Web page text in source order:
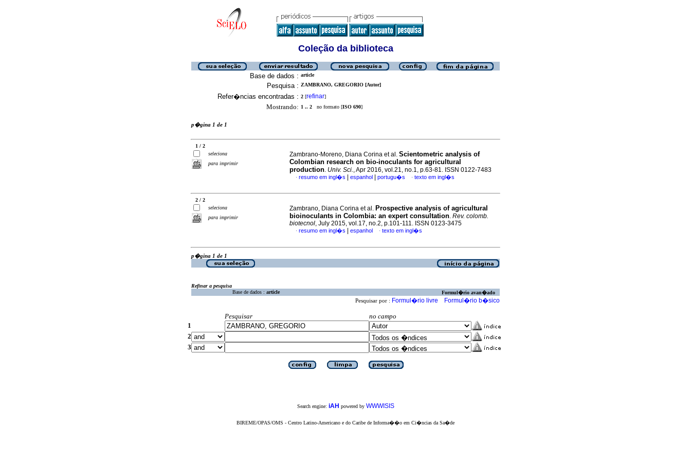
Coleção da biblioteca
Base de dados : article
Pesquisa : ZAMBRANO, GREGORIO [Autor]
Refer�ncias encontradas : 2 [refinar]
Mostrando: 1 .. 2 no formato [ISO 690]
p�gina 1 de 1
1 / 2
seleciona
para imprimir
Zambrano-Moreno, Diana Corina et al. Scientometric analysis of
Colombian research on bio-inoculants for agricultural
production. Univ. Sci., Apr 2016, vol.21, no.1, p.63-81. ISSN 0122-7483
· resumo em ingl�s espanhol portugu�s · texto em ingl�s
2 / 2
seleciona
para imprimir
Zambrano, Diana Corina et al. Prospective analysis of agricultural
bioinoculants in Colombia: an expert consultation. Rev. colomb.
biotecnol, July 2015, vol.17, no.2, p.101-111. ISSN 0123-3475
· resumo em ingl�s espanhol · texto em ingl�s
p�gina 1 de 1
Refinar a pesquisa
Base de dados : article Formul�rio avan�ado
Pesquisar por : Formul�rio livre Formul�rio b�sico
Pesquisar
no campo
1
2
3
Search engine: iAH powered by WWWISIS
BIREME/OPAS/OMS - Centro Latino-Americano e do Caribe de Informa��o em Ci�ncias da Sa�de